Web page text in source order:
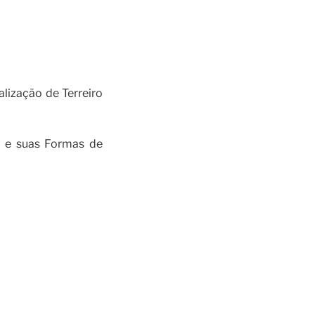
de Terreiro
suas Formas de